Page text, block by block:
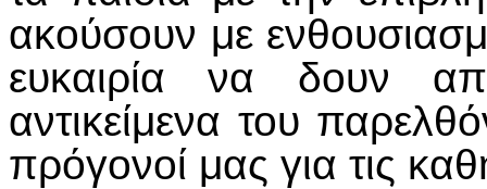
ακούσουν με
ευκαιρία να δουν
αντικείμενα του
πρόγονοί μας για τις